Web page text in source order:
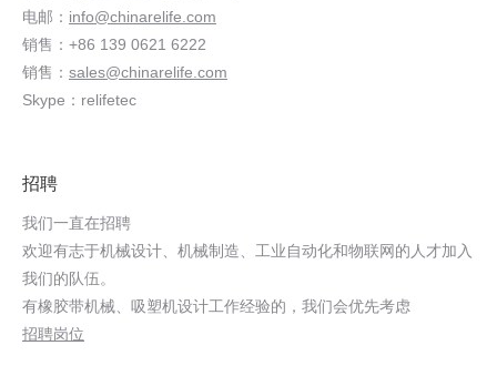
电邮： info@chinarelife.com
销售：+86 139 0621 6222
销售： sales@chinarelife.com
Skype：relifetec
招聘
我们一直在招聘
欢迎有志于机械设计、机械制造、工业自动化和物联网的人才加入
我们的队伍。
有橡胶带机械、吸塑机设计工作经验的，我们会优先考虑
招聘岗位